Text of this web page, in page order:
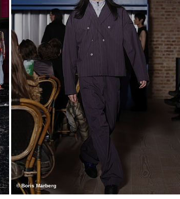
© Boris Marberg